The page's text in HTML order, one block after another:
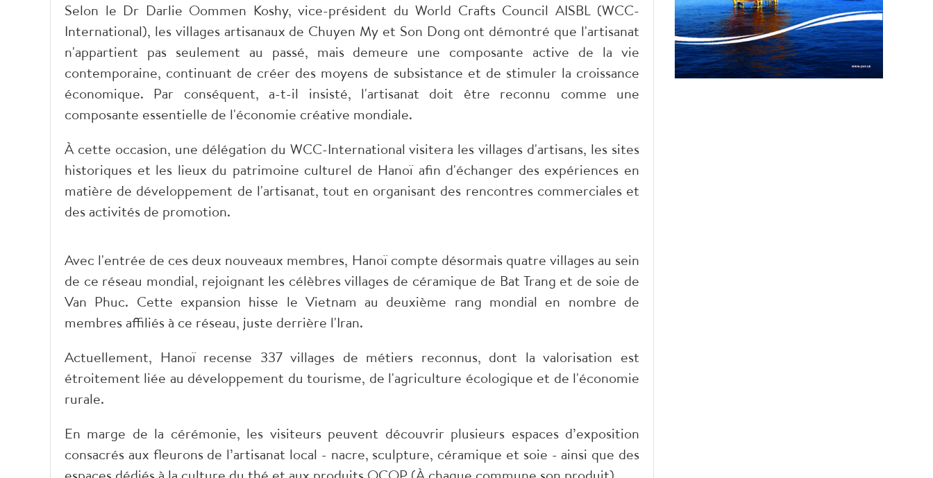
Selon le Dr Darlie Oommen Koshy, vice-président du World Crafts Council AISBL (WCC-
International), les villages artisanaux de Chuyen My et Son Dong ont démontré que l'artisanat
n'appartient pas seulement au passé, mais demeure une composante active de la vie
contemporaine, continuant de créer des moyens de subsistance et de stimuler la croissance
économique. Par conséquent, a-t-il insisté, l'artisanat doit être reconnu comme une
composante essentielle de l'économie créative mondiale.
À cette occasion, une délégation du WCC-International visitera les villages d'artisans, les sites
historiques et les lieux du patrimoine culturel de Hanoï afin d'échanger des expériences en
matière de développement de l'artisanat, tout en organisant des rencontres commerciales et
des activités de promotion.
Avec l'entrée de ces deux nouveaux membres, Hanoï compte désormais quatre villages au sein
de ce réseau mondial, rejoignant les célèbres villages de céramique de Bat Trang et de soie de
Van Phuc. Cette expansion hisse le Vietnam au deuxième rang mondial en nombre de
membres affiliés à ce réseau, juste derrière l'Iran.
Actuellement, Hanoï recense 337 villages de métiers reconnus, dont la valorisation est
étroitement liée au développement du tourisme, de l'agriculture écologique et de l'économie
rurale.
En marge de la cérémonie, les visiteurs peuvent découvrir plusieurs espaces d’exposition
consacrés aux fleurons de l’artisanat local - nacre, sculpture, céramique et soie - ainsi que des